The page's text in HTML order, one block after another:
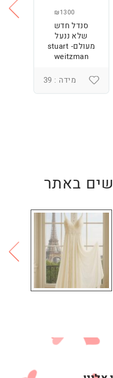
₪1300
סנדל חדש
שלא ננעל
מעולם- stuart
weitzman
מידה : 39
באתר